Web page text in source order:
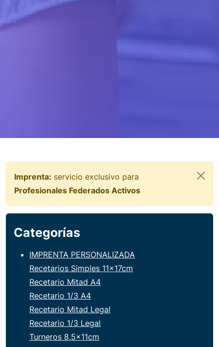
Imprenta: servicio exclusivo para
Profesionales Federados Activos
Categorías
IMPRENTA PERSONALIZADA
Recetarios Simples 11x17cm
Recetario Mitad A4
Recetario 1/3 A4
Recetario Mitad Legal
Recetario 1/3 Legal
Turneros 8,5x11cm